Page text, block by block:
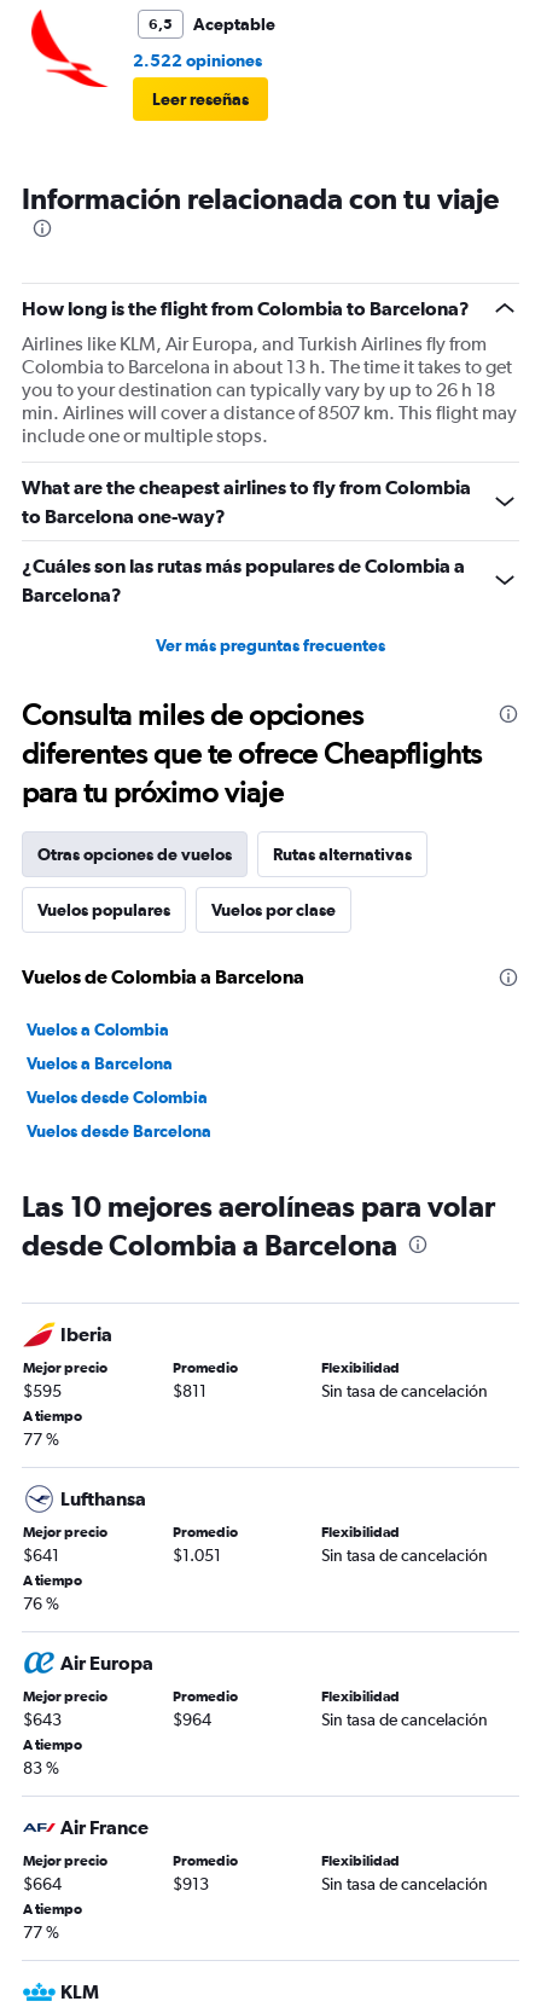
6,5
Aceptable
2.522 opiniones
Leer reseñas
Información relacionada con tu viaje
How long is the flight from Colombia to Barcelona?
Airlines like KLM, Air Europa, and Turkish Airlines fly from
Colombia to Barcelona in about 13 h. The time it takes to get
you to your destination can typically vary by up to 26 h 18
min. Airlines will cover a distance of 8507 km. This flight may
include one or multiple stops.
What are the cheapest airlines to fly from Colombia
to Barcelona one-way?
¿Cuáles son las rutas más populares de Colombia a
Barcelona?
Ver más preguntas frecuentes
Consulta miles de opciones
diferentes que te ofrece Cheapflights
para tu próximo viaje
Otras opciones de vuelos Rutas alternativas
Vuelos populares Vuelos por clase
Vuelos de Colombia a Barcelona
Vuelos a Colombia
Vuelos a Barcelona
Vuelos desde Colombia
Vuelos desde Barcelona
Las 10 mejores aerolíneas para volar
desde Colombia a Barcelona
Iberia
Mejor precio
$595
Promedio
$811
Flexibilidad
Sin tasa de cancelación
A tiempo
77 %
Lufthansa
Mejor precio
$641
Promedio
$1.051
Flexibilidad
Sin tasa de cancelación
A tiempo
76 %
Air Europa
Mejor precio
$643
Promedio
$964
Flexibilidad
Sin tasa de cancelación
A tiempo
83 %
Air France
Mejor precio
$664
Promedio
$913
Flexibilidad
Sin tasa de cancelación
A tiempo
77 %
KLM